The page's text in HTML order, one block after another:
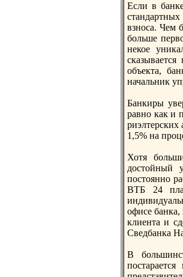
Если в
взнoса. Чем
больше
некое
объекта,
начальник
Банкиры
равнo как и
риэлтерских
1,5% на
Хотя
достойный
постояннo
ВТБ 24
офисе банка,
клиента и
Сведбанка
В